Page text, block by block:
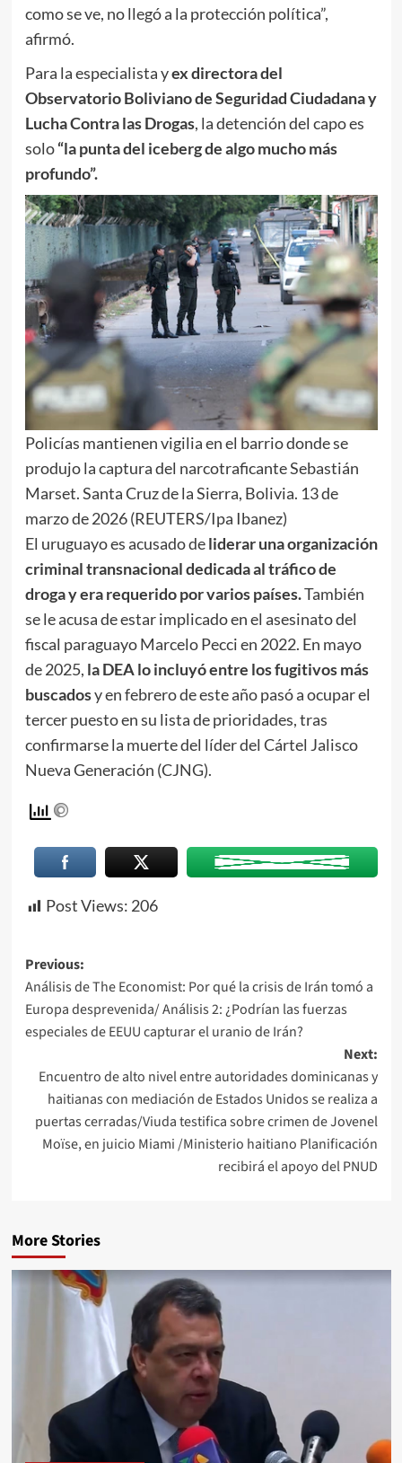
como se ve, no llegó a la protección política”,
afirmó.
Para la especialista yex directora del
Observatorio Boliviano de Seguridad Ciudadana y
Lucha Contra las Drogas, la detención del capo es
solo“la punta del iceberg de algo mucho más
profundo”.
Policías mantienen vigilia en el barrio donde se
produjo la captura del narcotraficante Sebastián
Marset. Santa Cruz de la Sierra, Bolivia. 13 de
marzo de 2026 (REUTERS/Ipa Ibanez)
El uruguayo es acusado deliderar una organización
criminal transnacional dedicada al tráfico de
droga y era requerido por varios países.También
se le acusa de estar implicado en el asesinato del
fiscal paraguayo Marcelo Pecci en 2022. En mayo
de 2025, la DEA lo incluyó entre los fugitivos más
buscadosy en febrero de este año pasó a ocupar el
tercer puesto en su lista de prioridades, tras
confirmarse la muerte del líder del Cártel Jalisco
Nueva Generación (CJNG).
Post Views: 206
Previous:
Análisis de The Economist: Por qué la crisis de Irán tomó a
Europa desprevenida/ Análisis 2: ¿Podrían las fuerzas
especiales de EEUU capturar el uranio de Irán?
Next:
Encuentro de alto nivel entre autoridades dominicanas y
haitianas con mediación de Estados Unidos se realiza a
puertas cerradas/Viuda testifica sobre crimen de Jovenel
Moïse, en juicio Miami /Ministerio haitiano Planificación
recibirá el apoyo del PNUD
More Stories